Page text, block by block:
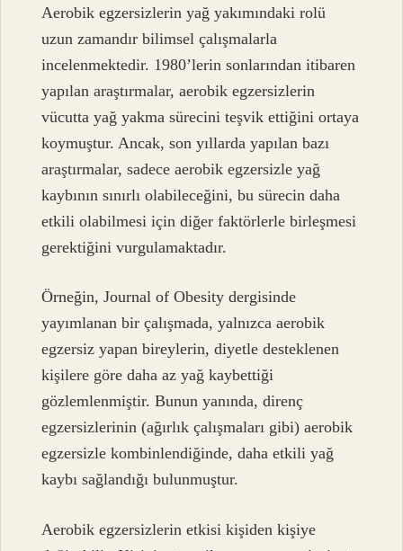
Aerobik egzersizlerin yağ yakımındaki rolü
uzun zamandır bilimsel çalışmalarla
incelenmektedir. 1980’lerin sonlarından itibaren
yapılan araştırmalar, aerobik egzersizlerin
vücutta yağ yakma sürecini teşvik ettiğini ortaya
koymuştur. Ancak, son yıllarda yapılan bazı
araştırmalar, sadece aerobik egzersizle yağ
kaybının sınırlı olabileceğini, bu sürecin daha
etkili olabilmesi için diğer faktörlerle birleşmesi
gerektiğini vurgulamaktadır.
Örneğin, Journal of Obesity dergisinde
yayımlanan bir çalışmada, yalnızca aerobik
egzersiz yapan bireylerin, diyetle desteklenen
kişilere göre daha az yağ kaybettiği
gözlemlenmiştir. Bunun yanında, direnç
egzersizlerinin (ağırlık çalışmaları gibi) aerobik
egzersizle kombinlendiğinde, daha etkili yağ
kaybı sağlandığı bulunmuştur.
Aerobik egzersizlerin etkisi kişiden kişiye